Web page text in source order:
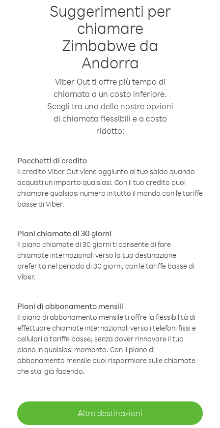
Suggerimenti per
chiamare
Zimbabwe da
Andorra
Viber Out ti offre più tempo di
chiamata a un costo inferiore.
Scegli tra una delle nostre opzioni
di chiamata flessibili e a costo
ridotto:
Pacchetti di credito
Il credito Viber Out viene aggiunto al tuo saldo quando
acquisti un importo qualsiasi. Con il tuo credito puoi
chiamare qualsiasi numero in tutto il mondo con le tariffe
basse di Viber.
Piani chiamate di 30 giorni
Il piano chiamate di 30 giorni ti consente di fare
chiamate internazionali verso la tua destinazione
preferita nel periodo di 30 giorni, con le tariffe basse di
Viber.
Piani di abbonamento mensili
Il piano di abbonamento mensile ti offre la flessibilità di
effettuare chiamate internazionali verso i telefoni fissi e
cellulari a tariffe basse, senza dover rinnovare il tuo
piano in qualsiasi momento. Con il piano di
abbonamento mensile puoi risparmiare sulle chiamate
che stai già facendo.
Altre destinazioni